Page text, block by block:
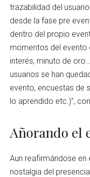
trazabilidad del
desde la fase pre
dentro del propio
momentos del evento
interés, minuto de
usuarios se han
evento, encuestas de
lo aprendido etc.)”,
Añorando el
Aun reafirmándose en
nostalgia del